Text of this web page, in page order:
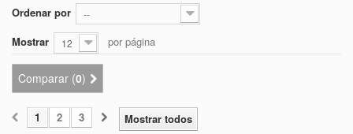
Ordenar por --
Mostrar 12 por página
Comparar (0)
Mostrar todos
1 2 3